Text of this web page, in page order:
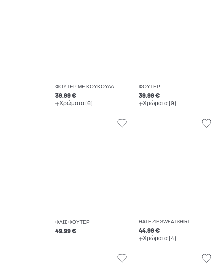
ΦΟΎΤΕΡ ΜΕ ΚΟΥΚΟΎΛΑ
39.99 €
Χρώματα (6)
ΦΟΎΤΕΡ
39.99 €
Χρώματα (9)
ΦΛΙΣ ΦΟΎΤΕΡ
49.99 €
HALF ZIP SWEATSHIRT
44.99 €
Χρώματα (4)